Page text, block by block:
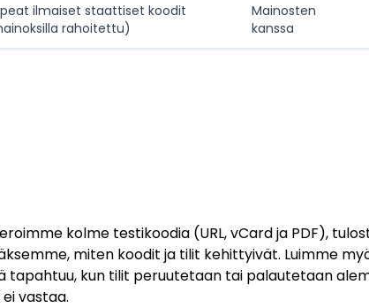
ilmaiset staattiset koodit
rahoitettu)
Mainosten
kanssa
kolme testikoodia (URL, vCard ja PDF),
miten koodit ja tilit kehittyivät. Luimme
kun tilit peruutetaan tai palautetaan
vastaa.